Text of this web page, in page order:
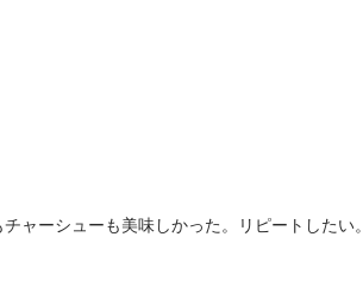
ャーシューも美味しかった。リピートしたい。